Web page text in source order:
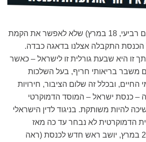
החלטתך מאתמול (יום רביעי, 18 במרץ) שלא לאפשר את הקמת
התקבלה אצלנו בדאגה כבדה.
זו היא שבעת גורלית זו לישראל – כאשר
משבר בריאותי חריף, בעל השלכות
החיים, ובכלל זה שלום הציבור, חירויות
– כנסת ישראל – המוסד הדמוקרטי
להיות משותקת. בניגוד לדין הישראלי
הדמוקרטית לא נבחר עד כה מאז
הבחירות הכלליות ב-2 במרץ, יושב ראש חדש לכנסת (ראה